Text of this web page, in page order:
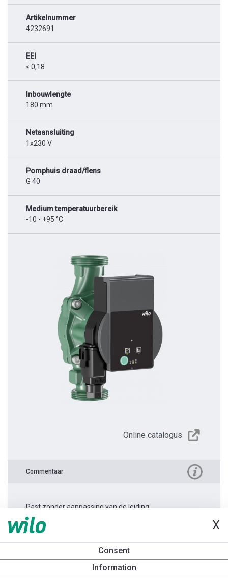
X
Consent
Information
Artikelnummer
4232691
EEI
≤ 0,18
Inbouwlengte
180 mm
Netaansluiting
1x230 V
Pomphuis draad/flens
G 40
Medium temperatuurbereik
-10 - +95 °C
Online catalogus
Commentaar
Past zonder aanpassing van de leiding.
Productinformatie